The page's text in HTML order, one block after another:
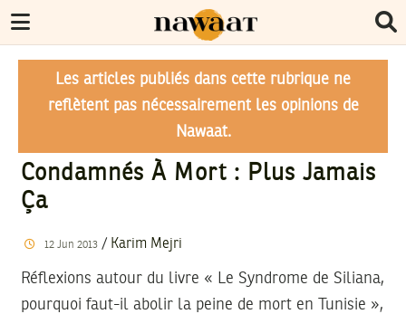
Les articles publiés dans cette rubrique ne
reflètent pas nécessairement les opinions de
Nawaat.
Condamnés À Mort : Plus Jamais
Ça
12 Jun 2013/ Karim Mejri
Réflexions autour du livre « Le Syndrome de Siliana,
pourquoi faut-il abolir la peine de mort en Tunisie »,